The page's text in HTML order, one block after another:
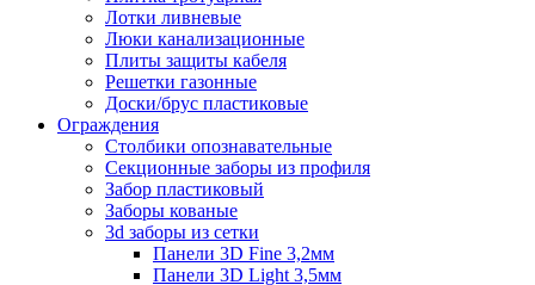
Лотки ливневые
Люки канализационные
Плиты защиты кабеля
Решетки газонные
Доски/брус пластиковые
Ограждения
Столбики опознавательные
Секционные заборы из профиля
Забор пластиковый
Заборы кованые
3d заборы из сетки
Панели 3D Fine 3,2мм
Панели 3D Light 3,5мм